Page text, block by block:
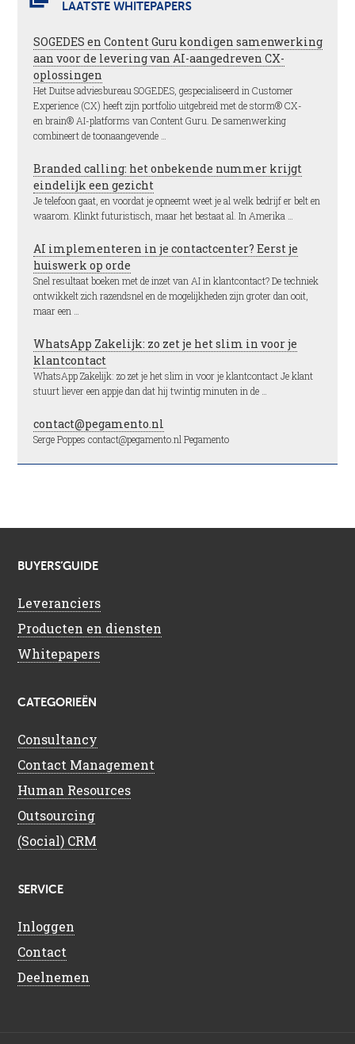
LAATSTE WHITEPAPERS
SOGEDES en Content Guru kondigen samenwerking
aan voor de levering van AI-aangedreven CX-
oplossingen
Het Duitse adviesbureau SOGEDES, gespecialiseerd in Customer
Experience (CX) heeft zijn portfolio uitgebreid met de storm® CX-
en brain® AI-platforms van Content Guru. De samenwerking
combineert de toonaangevende …
Branded calling: het onbekende nummer krijgt
eindelijk een gezicht
Je telefoon gaat, en voordat je opneemt weet je al welk bedrijf er belt en
waarom. Klinkt futuristisch, maar het bestaat al. In Amerika …
AI implementeren in je contactcenter? Eerst je
huiswerk op orde
Snel resultaat boeken met de inzet van AI in klantcontact? De techniek
ontwikkelt zich razendsnel en de mogelijkheden zijn groter dan ooit,
maar een …
WhatsApp Zakelijk: zo zet je het slim in voor je
klantcontact
WhatsApp Zakelijk: zo zet je het slim in voor je klantcontact Je klant
stuurt liever een appje dan dat hij twintig minuten in de …
contact@pegamento.nl
Serge Poppes contact@pegamento.nl Pegamento
BUYERS’GUIDE
Leveranciers
Producten en diensten
Whitepapers
CATEGORIEËN
Consultancy
Contact Management
Human Resources
Outsourcing
(Social) CRM
SERVICE
Inloggen
Contact
Deelnemen